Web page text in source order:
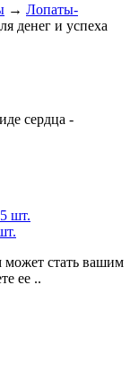
→ Лопаты-
денег и успеха
сердца -
стать вашим
ее ..